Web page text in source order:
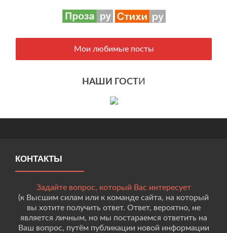
Мои любимые посты
НАШИ ГОСТИ
КОНТАКТЫ
Задайте вопрос, который Вас интересует
(к Высшим силам или к команде сайта, на который
вы хотите получить ответ. Ответ, вероятно, не
является личным, но мы постараемся ответить на
Ваш вопрос, путём публикации новой информации